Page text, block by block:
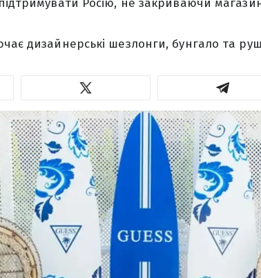
Росію, не закриваючи
дизайнерські шезлонги, бунгало та